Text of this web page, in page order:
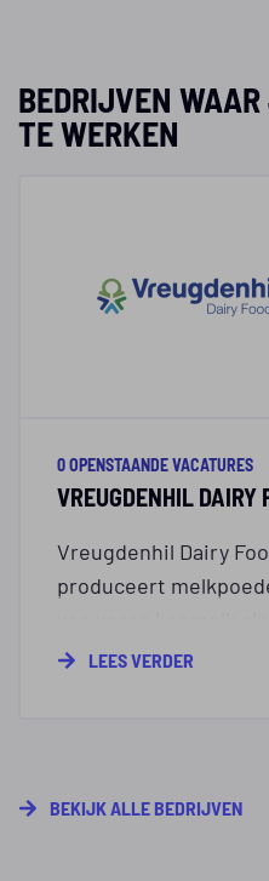
BEDRIJVEN
TE WERKEN
0 OPENSTAANDE VACATURES
VREUGDENHIL DAIRY
Vreugdenhil Dairy
produceert
ingrediënt voor
voor levensmiddelen
LEES VERDER
BEKIJK ALLE BEDRIJVEN